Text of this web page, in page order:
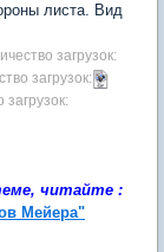
листа. Вид
загрузок:
загрузок:
загрузок:
читайте :
Мейера"